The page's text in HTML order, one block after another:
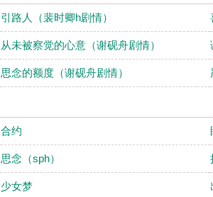
引路人（裴时卿h剧情）
从未被察觉的心意（谢砚舟剧情）
思念的额度（谢砚舟剧情）
合约
思念（sph）
少女梦